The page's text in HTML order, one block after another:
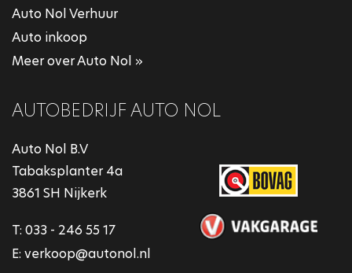
Auto Nol Verhuur
Auto inkoop
Meer over Auto Nol »
AUTOBEDRIJF AUTO NOL
Auto Nol B.V
Tabaksplanter 4a
3861 SH Nijkerk
T: 033 - 246 55 17
E: verkoop@autonol.nl